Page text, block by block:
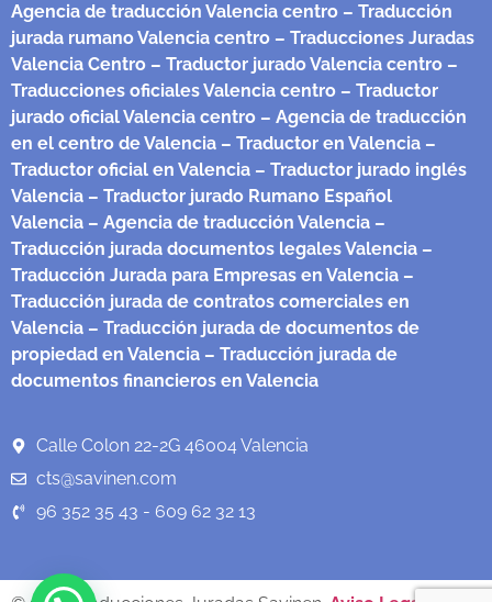
Agencia de traducción Valencia centro – Traducción
jurada rumano Valencia centro – Traducciones Juradas
Valencia Centro – Traductor jurado Valencia centro –
Traducciones oficiales Valencia centro – Traductor
jurado oficial Valencia centro – Agencia de traducción
en el centro de Valencia – Traductor en Valencia –
Traductor oficial en Valencia – Traductor jurado inglés
Valencia – Traductor jurado Rumano Español
Valencia – Agencia de traducción Valencia –
Traducción jurada documentos legales Valencia –
Traducción Jurada para Empresas en Valencia –
Traducción jurada de contratos comerciales en
Valencia – Traducción jurada de documentos de
propiedad en Valencia – Traducción jurada de
documentos financieros en Valencia
Calle Colon 22-2G 46004 Valencia
cts@savinen.com
96 352 35 43 - 609 62 32 13